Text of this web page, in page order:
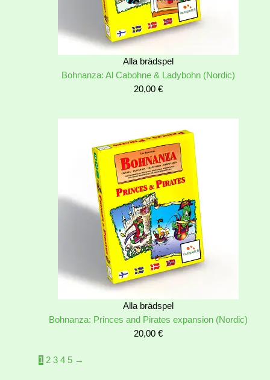
Alla brädspel
Bohnanza: Al Cabohne & Ladybohn (Nordic)
20,00 €
Alla brädspel
Bohnanza: Princes and Pirates expansion (Nordic)
20,00 €
1 2 3 4 5 →